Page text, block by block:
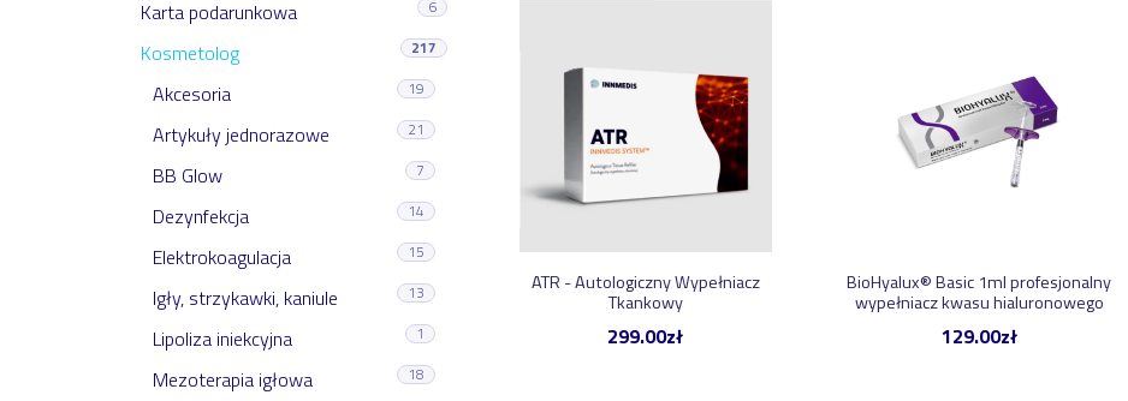
Karta podarunkowa 6
Kosmetolog 217
Akcesoria 19
Artykuły jednorazowe 21
BB Glow 7
Dezynfekcja 14
Elektrokoagulacja 15
Igły, strzykawki, kaniule 13
Lipoliza iniekcyjna 1
Mezoterapia igłowa 18
ATR - Autologiczny Wypełniacz
Tkankowy
299.00zł
BioHyalux® Basic 1ml profesjonalny
wypełniacz kwasu hialuronowego
129.00zł